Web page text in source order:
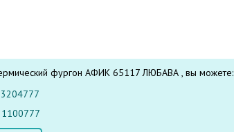
фургон АФИК 65117 ЛЮБАВА , вы можете: